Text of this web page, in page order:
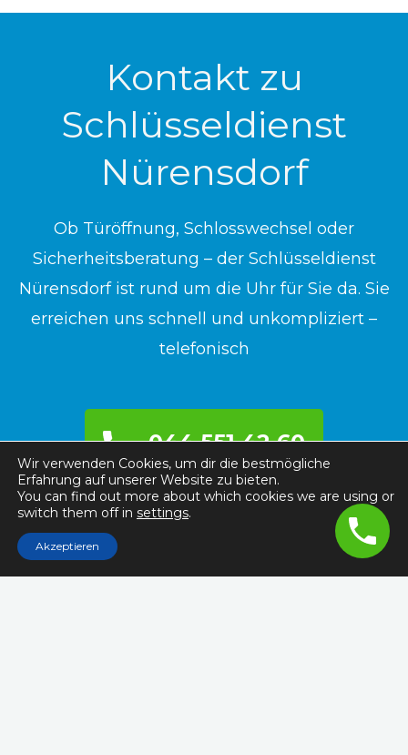
Kontakt zu
Schlüsseldienst
Nürensdorf
Ob Türöffnung, Schlosswechsel oder
Sicherheitsberatung – der Schlüsseldienst
Nürensdorf ist rund um die Uhr für Sie da. Sie
erreichen uns schnell und unkompliziert –
telefonisch
044 551 42 60
Wir verwenden Cookies, um dir die bestmögliche
Erfahrung auf unserer Website zu bieten.
You can find out more about which cookies we are using or
switch them off in settings.
Akzeptieren